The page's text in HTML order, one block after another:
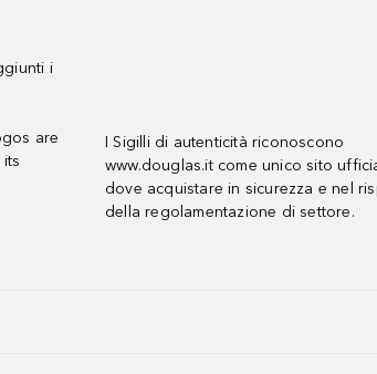
i
are
I Sigilli di autenticità riconoscono
www.douglas.it come unico sito
dove acquistare in sicurezza e nel
della regolamentazione di settore.